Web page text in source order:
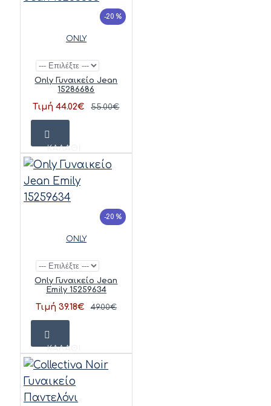
-20 %
ONLY
Only Γυναικείο Jean
15286686
Τιμή 44.02€ 55.00€
ΚΑΛΆΘΙ
-20 %
ONLY
Only Γυναικείο Jean
Emily 15259634
Τιμή 39.18€ 49.00€
ΚΑΛΆΘΙ